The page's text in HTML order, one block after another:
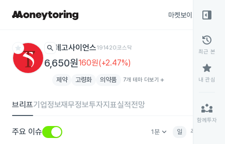
마켓보이스
star search 테고사이언스191420코스닥
6,650원160원(+2.47%)
제약 고령화 의약품 7개 테마 더보기 add
브리프기업정보재무정보투자지표실적전망
주요 이슈 1분keyboard_arrow_down 일 주
right_panel_open
history
최근 본
star
내 관심
partner_exchange
함께투자